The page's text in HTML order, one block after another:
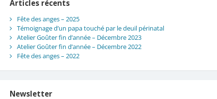
Articles récents
Fête des anges – 2025
Témoignage d’un papa touché par le deuil périnatal
Atelier Goûter fin d’année – Décembre 2023
Atelier Goûter fin d’année – Décembre 2022
Fête des anges – 2022
Newsletter